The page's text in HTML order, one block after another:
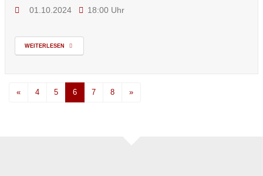
01.10.2024 18:00 Uhr
WEITERLESEN
« 4 5 6 7 8 »